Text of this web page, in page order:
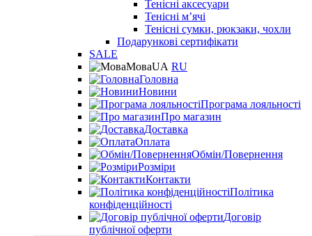
Тенісні аксесуари
Тенісні мʼячі
Тенісні сумки, рюкзаки, чохли
Подарункові сертифікати
SALE
МоваUA RU
Головна
Новини
Програма лояльності
Про магазин
Доставка
Оплата
Обмін/Повернення
Розміри
Контакти
Політика
конфіденційності
Договір
публічної оферти